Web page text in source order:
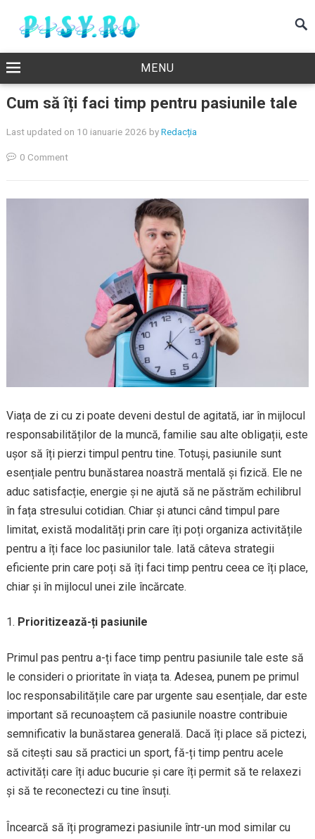
MENU
Cum să îți faci timp pentru pasiunile tale
Last updated on 10 ianuarie 2026 byRedacția
0 Comment
Viața de zi cu zi poate deveni destul de agitată, iar în mijlocul
responsabilităților de la muncă, familie sau alte obligații, este
ușor să îți pierzi timpul pentru tine. Totuși, pasiunile sunt
esențiale pentru bunăstarea noastră mentală și fizică. Ele ne
aduc satisfacție, energie și ne ajută să ne păstrăm echilibrul
în fața stresului cotidian. Chiar și atunci când timpul pare
limitat, există modalități prin care îți poți organiza activitățile
pentru a îți face loc pasiunilor tale. Iată câteva strategii
eficiente prin care poți să îți faci timp pentru ceea ce îți place,
chiar și în mijlocul unei zile încărcate.
Prioritizează-ți pasiunile
Primul pas pentru a-ți face timp pentru pasiunile tale este să
le consideri o prioritate în viața ta. Adesea, punem pe primul
loc responsabilitățile care par urgente sau esențiale, dar este
important să recunoaștem că pasiunile noastre contribuie
semnificativ la bunăstarea generală. Dacă îți place să pictezi,
să citești sau să practici un sport, fă-ți timp pentru acele
activități care îți aduc bucurie și care îți permit să te relaxezi
și să te reconectezi cu tine însuți.
Încearcă să îți programezi pasiunile într-un mod similar cu